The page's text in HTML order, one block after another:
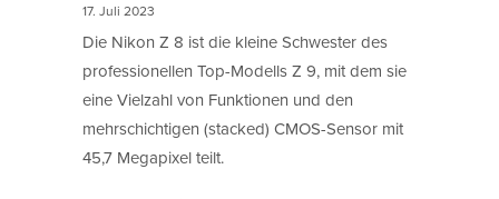
17. Juli 2023
Die Nikon Z 8 ist die kleine Schwester des
professionellen Top-Modells Z 9, mit dem sie
eine Vielzahl von Funktionen und den
mehrschichtigen (stacked) CMOS-Sensor mit
45,7 Megapixel teilt.